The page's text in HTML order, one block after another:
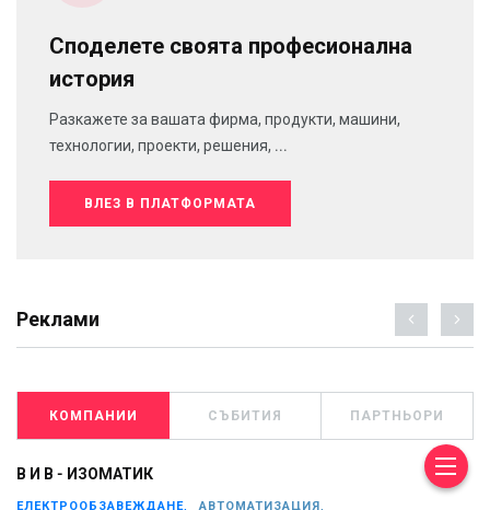
Споделете своята професионална
история
Разкажете за вашата фирма, продукти, машини,
технологии, проекти, решения, ...
ВЛЕЗ В ПЛАТФОРМАТА
Реклами
КОМПАНИИ СЪБИТИЯ ПАРТНЬОРИ
В И В - ИЗОМАТИК
ЕЛЕКТРООБЗАВЕЖДАНЕ, АВТОМАТИЗАЦИЯ,